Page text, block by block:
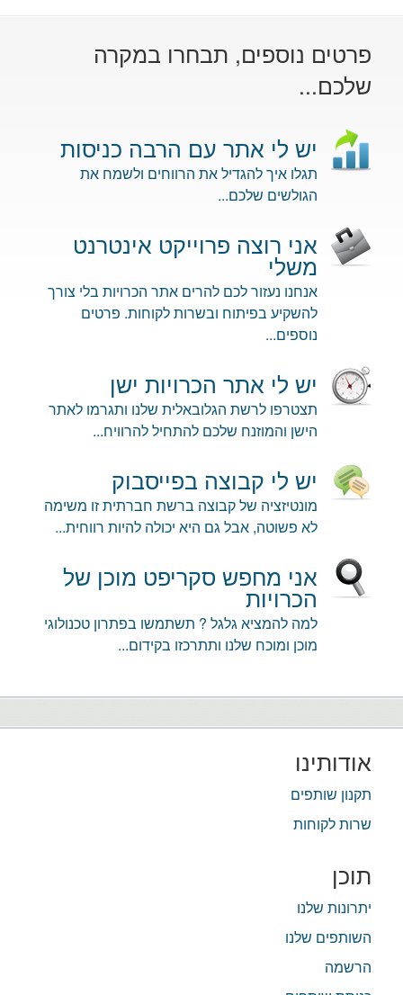
פרטים נוספים, תבחרו במקרה
שלכם...
יש לי אתר עם הרבה כניסות
תגלו איך להגדיל את הרווחים ולשמח את
הגולשים שלכם...
אני רוצה פרוייקט אינטרנט
משלי
אנחנו נעזור לכם להרים אתר הכרויות בלי צורך
להשקיע בפיתוח ובשרות לקוחות. פרטים
נוספים...
יש לי אתר הכרויות ישן
תצטרפו לרשת הגלובאלית שלנו ותגרמו לאתר
הישן והמוזנח שלכם להתחיל להרוויח...
יש לי קבוצה בפייסבוק
מונטיזציה של קבוצה ברשת חברתית זו משימה
לא פשוטה, אבל גם היא יכולה להיות רווחית...
אני מחפש סקריפט מוכן של
הכרויות
למה להמציא גלגל ? תשתמשו בפתרון טכנולוגי
מוכן ומוכח שלנו ותתרכזו בקידום...
אודותינו
תקנון שותפים
שרות לקוחות
תוכן
יתרונות שלנו
השותפים שלנו
הרשמה